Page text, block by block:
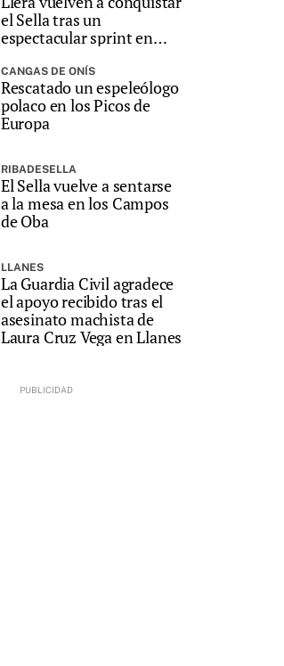
el Sella tras un
espectacular sprint en
CANGAS DE ONÍS
Rescatado un espeleólogo
polaco en los Picos de
Europa
RIBADESELLA
El Sella vuelve a sentarse
a la mesa en los Campos
de Oba
LLANES
La Guardia Civil agradece
el apoyo recibido tras el
asesinato machista de
Laura Cruz Vega en Llanes